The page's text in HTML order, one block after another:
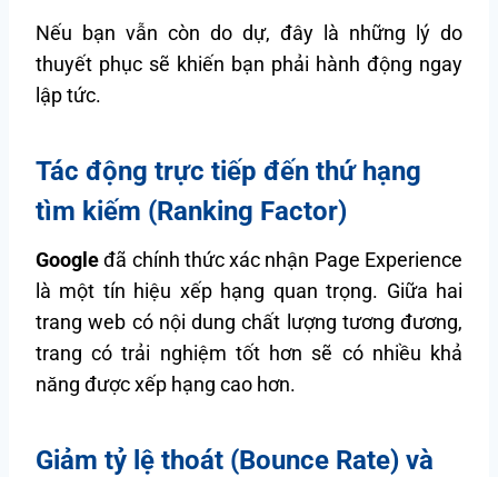
Nếu bạn vẫn còn do dự, đây là những lý do
thuyết phục sẽ khiến bạn phải hành động ngay
lập tức.
Tác động trực tiếp đến thứ hạng
tìm kiếm (Ranking Factor)
Googleđã chính thức xác nhận Page Experience
là một tín hiệu xếp hạng quan trọng. Giữa hai
trang web có nội dung chất lượng tương đương,
trang có trải nghiệm tốt hơn sẽ có nhiều khả
năng được xếp hạng cao hơn.
Giảm tỷ lệ thoát (Bounce Rate) và